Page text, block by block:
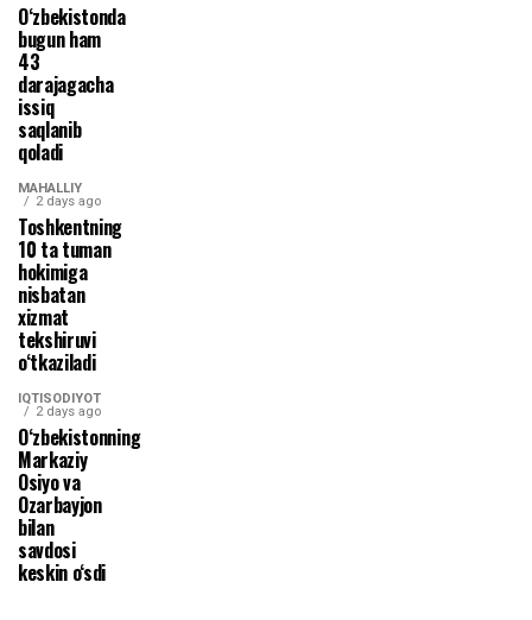
O‘zbekistonda
bugun ham
43
darajagacha
issiq
saqlanib
qoladi
MAHALLIY
2 days ago
Toshkentning
10 ta tuman
hokimiga
nisbatan
xizmat
tekshiruvi
o‘tkaziladi
IQTISODIYOT
2 days ago
O‘zbekistonning
Markaziy
Osiyo va
Ozarbayjon
bilan
savdosi
keskin o‘sdi